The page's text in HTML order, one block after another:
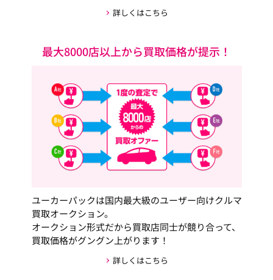
詳しくはこちら
最大8000店以上から買取価格が提示！
ユーカーパックは国内最大級のユーザー向けクルマ
買取オークション。
オークション形式だから買取店同士が競り合って、
買取価格がグングン上がります！
詳しくはこちら